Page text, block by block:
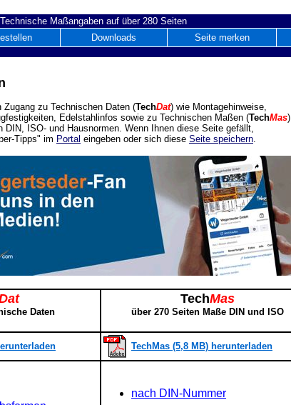
Technische Maßangaben auf über 280 Seiten
Downloads Seite merken
zu Technischen Daten (TechDat) wie Montagehinweise,
Edelstahlinfos sowie zu Technischen Maßen (TechMas)
DIN, ISO- und Hausnormen. Wenn Ihnen diese Seite gefällt,
Tipps" im Portal eingeben oder sich diese Seite speichern.
Daten
TechMas
über 270 Seiten Maße DIN und ISO
TechMas (5,8 MB) herunterladen
nach DIN-Nummer